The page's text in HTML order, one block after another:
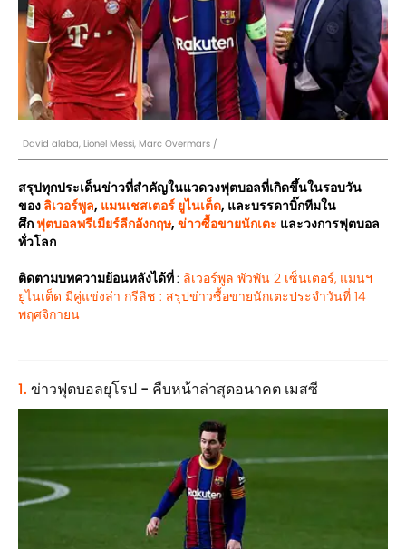
David alaba, Lionel Messi, Marc Overmars /
สรุปทุกประเด็นข่าวที่สำคัญในแวดวงฟุตบอลที่เกิดขึ้นในรอบวัน
ของ ลิเวอร์พูล, แมนเชสเตอร์ ยูไนเต็ด, และบรรดาบิ๊กทีมใน
ศึก ฟุตบอลพรีเมียร์ลีกอังกฤษ, ข่าวซื้อขายนักเตะ และวงการฟุตบอล
ทั่วโลก
ติดตามบทความย้อนหลังได้ที่: ลิเวอร์พูล พัวพัน 2 เซ็นเตอร์, แมนฯ
ยูไนเต็ด มีคู่แข่งล่า กรีลิช : สรุปข่าวซื้อขายนักเตะประจำวันที่ 14
พฤศจิกายน
1. ข่าวฟุตบอลยุโรป - คืบหน้าล่าสุดอนาคต เมสซี